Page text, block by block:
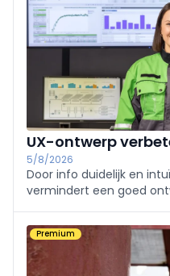
UX-ontwerp
5/8/2026
Door info duidelijk en
vermindert een goed
de kans op menselijke
te voorkomen.
Premium